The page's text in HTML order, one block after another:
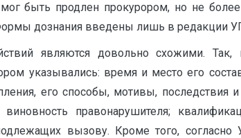
быть продлен прокурором, но не
дознания введены лишь в редакции
являются довольно схожими.
указывались: время и место его
его способы, мотивы, последствия
правонарушителя;
вызову. Кроме того,